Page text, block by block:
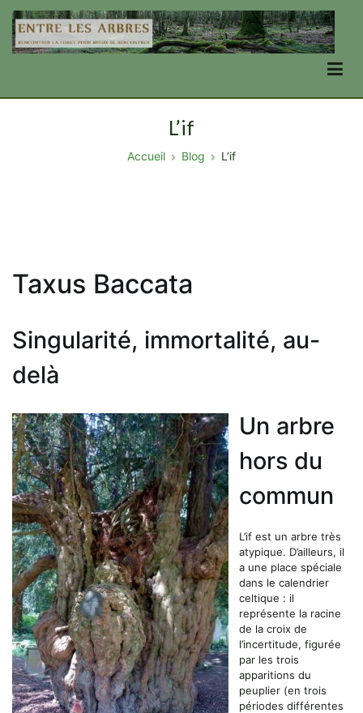
contenu
L’if
Accueil Blog L’if
Taxus Baccata
Singularité, immortalité, au-
delà
Un arbre
hors du
commun
L’if est un arbre très
atypique. D’ailleurs, il
a une place spéciale
dans le calendrier
celtique : il
représente la racine
de la croix de
l’incertitude, figurée
par les trois
apparitions du
peuplier (en trois
périodes différentes